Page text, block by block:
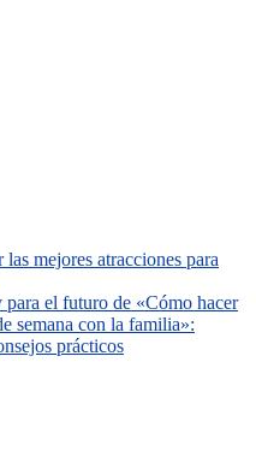
mejores atracciones para
para el futuro de «Cómo hacer
semana con la familia»:
prácticos